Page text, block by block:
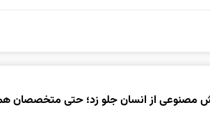
مصنوعی از انسان جلو زد؛ حتی متخصصان